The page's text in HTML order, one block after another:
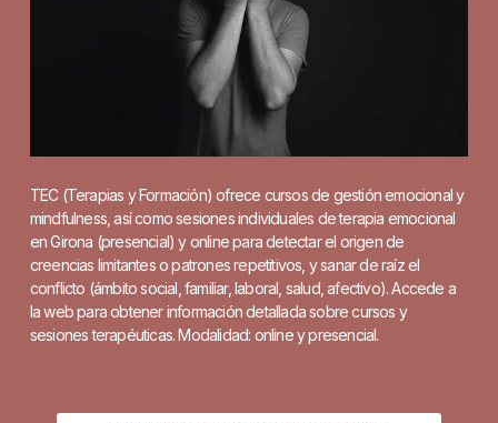
TEC (Terapias y Formación) ofrece cursos de gestión emocional y
mindfulness, así como sesiones individuales de terapia emocional
en Girona (presencial) y online para detectar el origen de
creencias limitantes o patrones repetitivos, y sanar de raíz el
conflicto (ámbito social, familiar, laboral, salud, afectivo). Accede a
la web para obtener información detallada sobre cursos y
sesiones terapéuticas. Modalidad: online y presencial.